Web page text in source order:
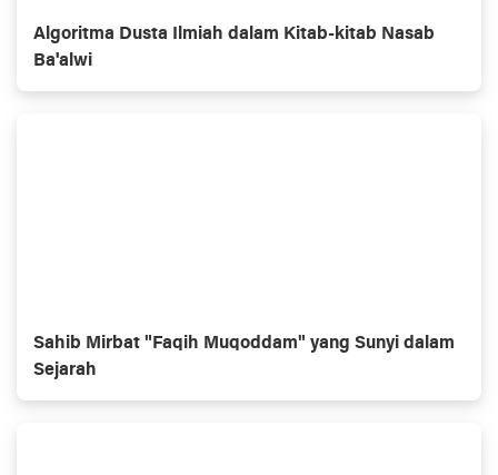
Algoritma Dusta Ilmiah dalam Kitab-kitab Nasab
Ba'alwi
Sahib Mirbat "Faqih Muqoddam" yang Sunyi dalam
Sejarah